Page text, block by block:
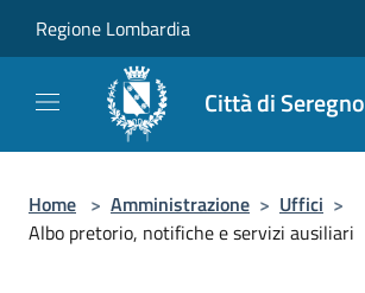
Regione Lombardia
Città di Seregno
Home > Amministrazione > Uffici >
Albo pretorio, notifiche e servizi ausiliari